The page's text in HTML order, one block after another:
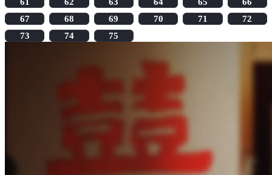
67
68 69 70 71
72
73
74 75